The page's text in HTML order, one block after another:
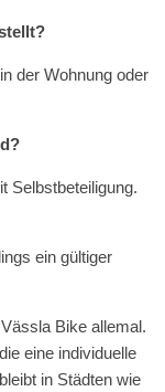
der Wohnung oder
Selbstbeteiligung.
ein gültiger
Bike allemal.
eine individuelle
in Städten wie